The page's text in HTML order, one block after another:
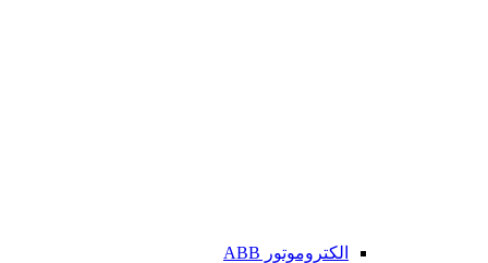
الکتروموتور ABB